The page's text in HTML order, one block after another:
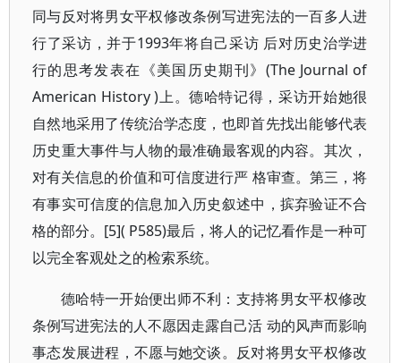
同与反对将男女平权修改条例写进宪法的一百多人进
行了采访，并于1993年将自己采访 后对历史治学进
行的思考发表在《美国历史期刊》(The Journal of
American History )上。德哈特记得，采访开始她很
自然地采用了传统治学态度，也即首先找出能够代表
历史重大事件与人物的最准确最客观的内容。其次，
对有关信息的价值和可信度进行严 格审查。第三，将
有事实可信度的信息加入历史叙述中，摈弃验证不合
格的部分。[5]( P585)最后，将人的记忆看作是一种可
以完全客观处之的检索系统。
德哈特一开始便出师不利：支持将男女平权修改
条例写进宪法的人不愿因走露自己活 动的风声而影响
事态发展进程，不愿与她交谈。反对将男女平权修改